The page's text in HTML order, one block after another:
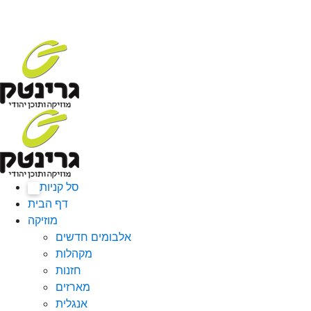
סל קניות
דף הבית
מוזיקה
אלבומים חדשים
מקהלות
חזנות
מארזים
אנגלית